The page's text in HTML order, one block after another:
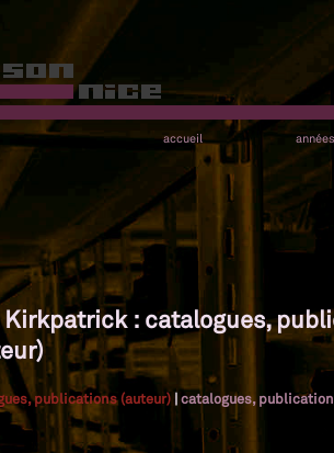
accueil années
Kirkpatrick : catalogues,
publications (auteur) |catalogues,